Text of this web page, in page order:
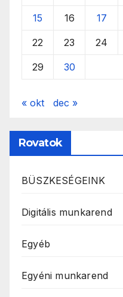
15 16 17
22 23 24
29 30
« okt dec »
Rovatok
BÜSZKESÉGEINK
Digitális munkarend
Egyéb
Egyéni munkarend